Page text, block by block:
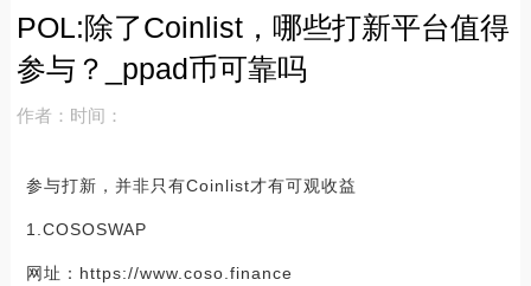
POL:除了Coinlist，哪些打新平台值得
参与？_ppad币可靠吗
作者： 时间：
参与打新，并非只有Coinlist才有可观收益
1.COSOSWAP
网址：https://www.coso.finance